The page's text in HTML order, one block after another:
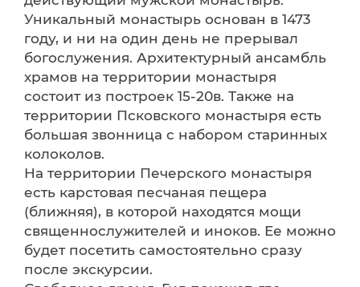
Уникальный монастырь основан в 1473
году, и ни на один день не прерывал
богослужения. Архитектурный ансамбль
храмов на территории монастыря
состоит из построек 15-20в. Также на
территории Псковского монастыря есть
большая звонница с набором старинных
колоколов.
На территории Печерского монастыря
есть карстовая песчаная пещера
(ближняя), в которой находятся мощи
священнослужителей и иноков. Ее можно
будет посетить самостоятельно сразу
после экскурсии.